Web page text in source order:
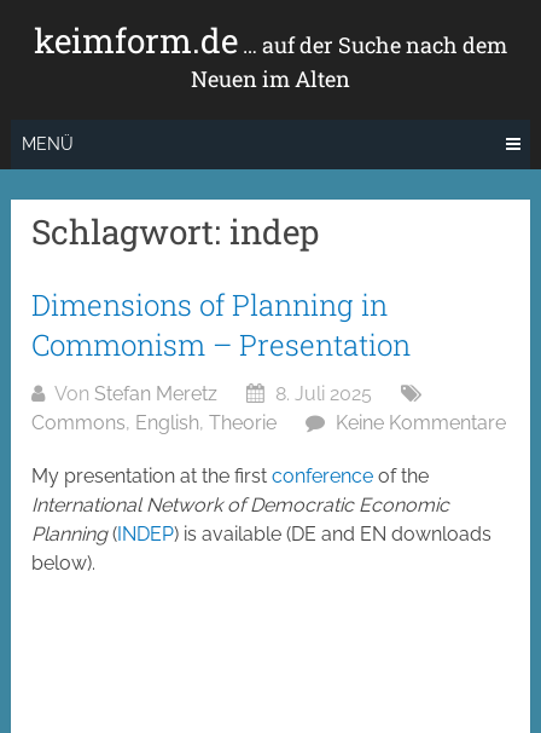
Inhaltkeimform.de… auf der Suche nach dem
Neuen im Alten
MENÜ
Schlagwort: indep
Dimensions of Planning in
Commonism – Presentation
Von Stefan Meretz
8. Juli 2025
Commons, English,Theorie Keine Kommentare
My presentation at the firstconference of the
International Network of Democratic Economic
Planning( INDEP) is available (DE and EN downloads
below).